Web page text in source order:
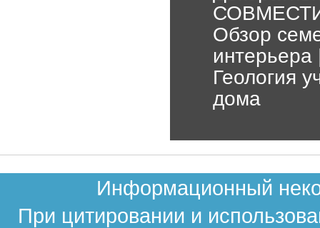
Обзор
интерьера
Геология
дома
Информационный
При цитировании и